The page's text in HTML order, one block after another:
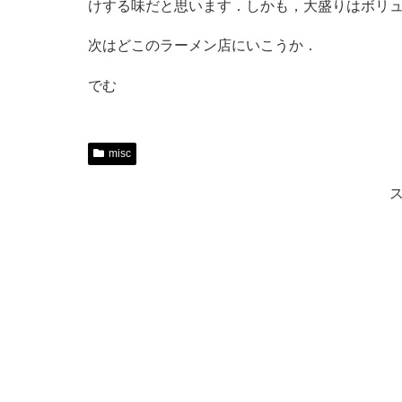
けする味だと思います．しかも，大盛りはボリ
次はどこのラーメン店にいこうか．
でむ
misc